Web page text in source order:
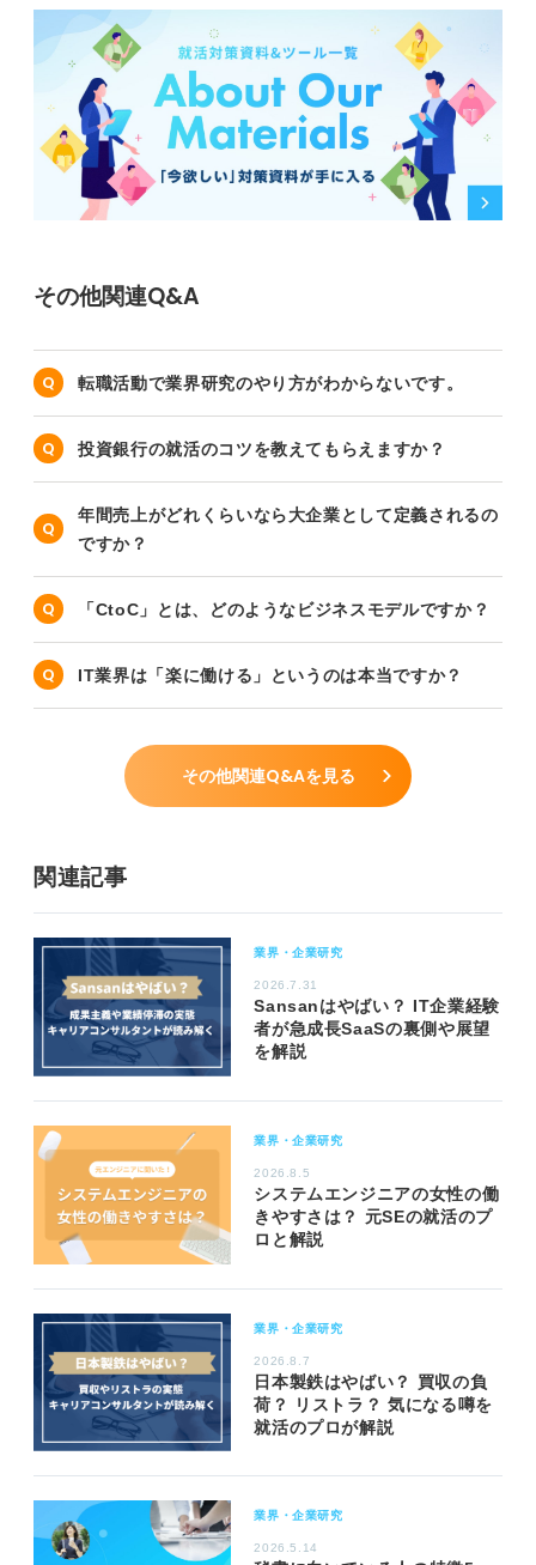
その他関連Q&A
転職活動で業界研究のやり方がわからないです。
投資銀行の就活のコツを教えてもらえますか？
年間売上がどれくらいなら大企業として定義されるの
ですか？
「CtoC」とは、どのようなビジネスモデルですか？
IT業界は「楽に働ける」というのは本当ですか？
その他関連Q&Aを見る
関連記事
業界・企業研究
2026.7.31
Sansanはやばい？ IT企業経験
者が急成長SaaSの裏側や展望
を解説
業界・企業研究
2026.8.5
システムエンジニアの女性の働
きやすさは？ 元SEの就活のプ
ロと解説
業界・企業研究
2026.8.7
日本製鉄はやばい？ 買収の負
荷？ リストラ？ 気になる噂を
就活のプロが解説
業界・企業研究
2026.5.14